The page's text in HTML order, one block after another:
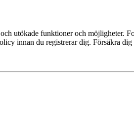
utökade funktioner och möjligheter.
innan du registrerar dig. Försäkra